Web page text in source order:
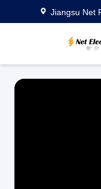
Jiangsu Net